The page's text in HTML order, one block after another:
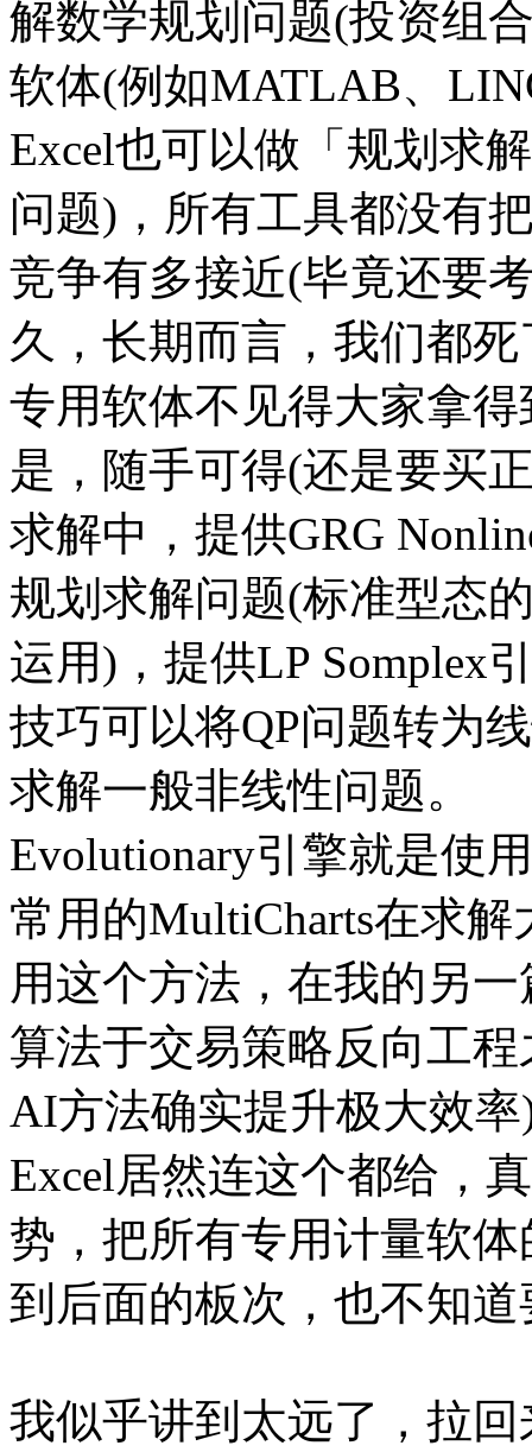
解数学规划问题(投资组
软体(例如MATLAB、
Excel也可以做「规划求
问题)，所有工具都没有
竞争有多接近(毕竟还要
久，长期而言，我们都
专用软体不见得大家拿
是，随手可得(还是要买
求解中，提供GRG
规划求解问题(标准型态
运用)，提供LP Somplex
技巧可以将QP问题转为
求解一般非线性问题。
Evolutionary引擎就是使
常用的MultiCharts在求
用这个方法，在我的另
算法于交易策略反向工
AI方法确实提升极大效率
Excel居然连这个都给，
势，把所有专用计量软
到后面的板次，也不知
我似乎讲到太远了，拉